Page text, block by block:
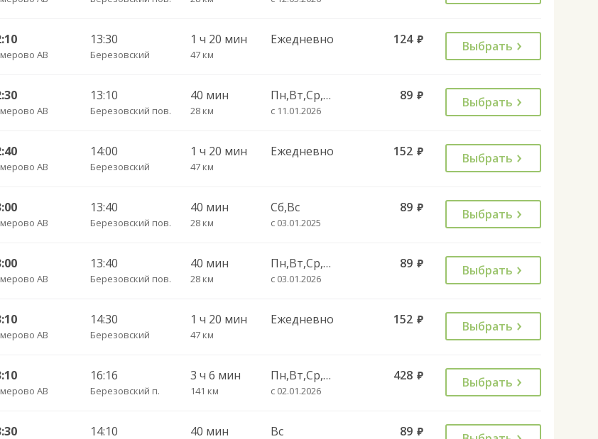
АВ
13:30
Березовский
1 ч 20 мин
47 км
Ежедневно 124 руб. Выбрать
АВ
13:10
Березовский пов.
40 мин
28 км
Пн,Вт,Ср,Чт,Пт
с 11.01.2026
89 руб. Выбрать
АВ
14:00
Березовский
1 ч 20 мин
47 км
Ежедневно 152 руб. Выбрать
АВ
13:40
Березовский пов.
40 мин
28 км
Сб,Вс
с 03.01.2025
89 руб. Выбрать
АВ
13:40
Березовский пов.
40 мин
28 км
Пн,Вт,Ср,Чт,Пт
с 03.01.2026
89 руб. Выбрать
АВ
14:30
Березовский
1 ч 20 мин
47 км
Ежедневно 152 руб. Выбрать
АВ
16:16
Березовский п.
3 ч 6 мин
141 км
Пн,Вт,Ср,Чт,Пт,Сб
с 02.01.2026
428 руб. Выбрать
14:10 40 мин Вс 89 руб.